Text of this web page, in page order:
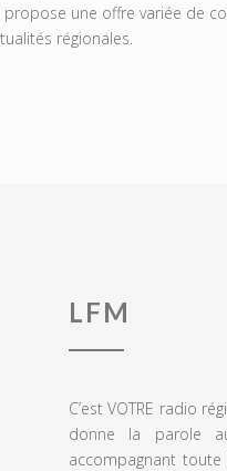
une offre variée de
régionales.
LFM
C’est VOTRE radio
donne la parole
accompagnant